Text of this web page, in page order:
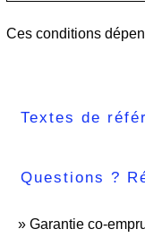
Ces conditions
Textes de
Questions ?
Garantie co-